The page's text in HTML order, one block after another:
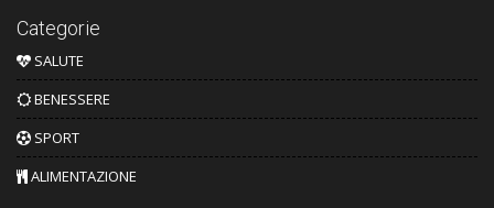
Categorie
SALUTE
BENESSERE
SPORT
ALIMENTAZIONE